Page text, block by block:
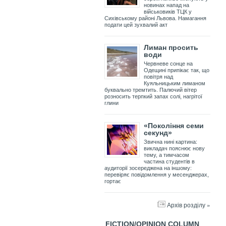
новинах напад на
військовиків ТЦК у
Сихівському районі Львова. Намагання
подати цей зухвалий акт
Лиман просить
води
Червневе сонце на
Одещині припікає так, що
повітря над
Куяльницьким лиманом
буквально тремтить. Палючий вітер
розносить терпкий запах солі, нагрітої
глини
«Покоління семи
секунд»
Звична нині картина:
викладач пояснює нову
тему, а тимчасом
частина студентів в
аудиторії зосереджена на іншому:
перевіряє повідомлення у месенджерах,
гортає
Архів розділу »
FICTION/OPINION COLUMN